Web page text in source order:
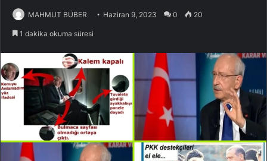
MAHMUT BÜBER Haziran 9, 2023 0 20
1 dakika okuma süresi